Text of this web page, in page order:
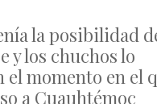
la posibilidad
y los chuchos lo
el momento en el
a Cuauhtémoc